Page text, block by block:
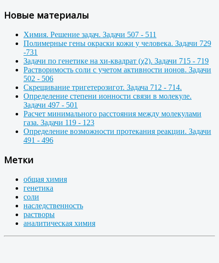
Новые материалы
Химия. Решение задач. Задачи 507 - 511
Полимерные гены окраски кожи у человека. Задачи 729
-731
Задачи по генетике на хи-квадрат (χ2). Задачи 715 - 719
Растворимость соли с учетом активности ионов. Задачи
502 - 506
Скрещивание тригетерозигот. Задача 712 - 714.
Определение степени ионности связи в молекуле.
Задачи 497 - 501
Расчет минимального расстояния между молекулами
газа. Задачи 119 - 123
Определение возможности протекания реакции. Задачи
491 - 496
Метки
общая химия
генетика
соли
наследственность
растворы
аналитическая химия